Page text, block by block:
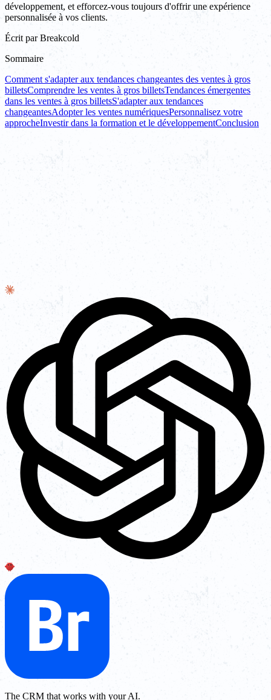
développement, et efforcez-vous toujours d'offrir une expérience
personnalisée à vos clients.
Écrit par Breakcold
Sommaire
Comment s'adapter aux tendances changeantes des ventes à gros
billetsComprendre les ventes à gros billetsTendances émergentes
dans les ventes à gros billetsS'adapter aux tendances
changeantesAdopter les ventes numériquesPersonnalisez votre
approcheInvestir dans la formation et le développementConclusion
The CRM that works with your AI.